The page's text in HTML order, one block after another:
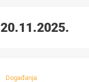
20.11.2025.
Događanja